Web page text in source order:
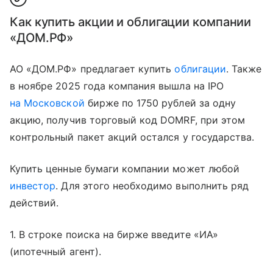
Как купить акции и облигации компании
«ДОМ.РФ»
АО «ДОМ.РФ» предлагает купитьоблигации. Также
в ноябре 2025 года компания вышла на IPO
на Московской бирже по 1750 рублей за одну
акцию, получив торговый код DOMRF, при этом
контрольный пакет акций остался у государства.
Купить ценные бумаги компании может любой
инвестор. Для этого необходимо выполнить ряд
действий.
1. В строке поиска на бирже введите «ИА»
(ипотечный агент).